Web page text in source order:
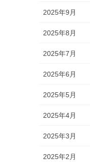
2025年9月
2025年8月
2025年7月
2025年6月
2025年5月
2025年4月
2025年3月
2025年2月